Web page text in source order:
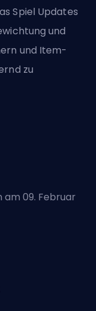
Spiel Updates
und
und Item-
zu
09. Februar